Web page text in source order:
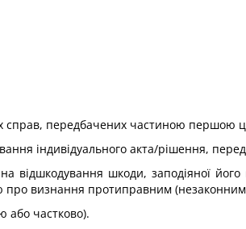
справ, передбачених частиною першою
індивідуального акта/рішення,
на відшкодування шкоди, заподіяної
визнання протиправним (незаконним)
або частково).